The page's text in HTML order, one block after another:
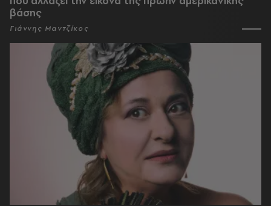
βάσης
Γιάννης Μαντζίκος